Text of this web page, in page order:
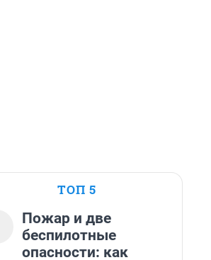
ТОП 5
Пожар и две
беспилотные
опасности: как